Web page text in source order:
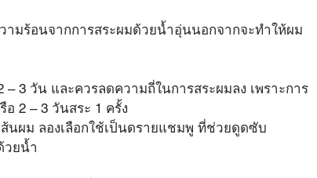
ามร้อนจากการสระผมด้วยน้ำอุ่นนอกจากจะทำให้ผม
3 วัน และควรลดความถี่ในการสระผมลง เพราะการ
2 – 3 วันสระ 1 ครั้ง
นผม ลองเลือกใช้เป็นดรายแชมพู ที่ช่วยดูดซับ
วยน้ำ